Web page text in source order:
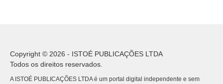
Copyright © 2026 - ISTOÉ PUBLICAÇÕES LTDA
Todos os direitos reservados.
A ISTOÉ PUBLICAÇÕES LTDA é um portal digital independente e sem